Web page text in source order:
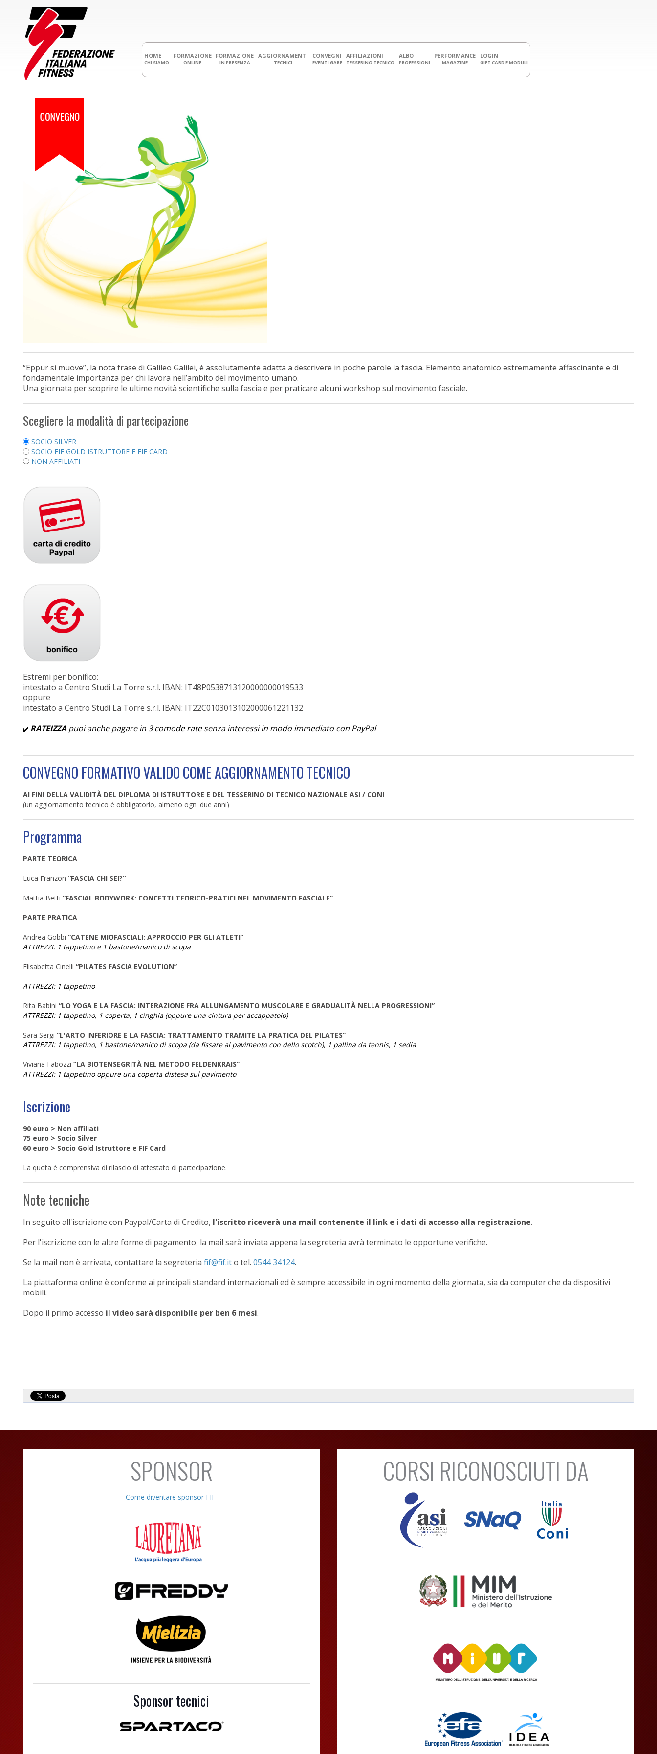
HOME
CHI SIAMO
FORMAZIONE
ONLINE
FORMAZIONE
IN PRESENZA
AGGIORNAMENTI
TECNICI
CONVEGNI
EVENTI GARE
AFFILIAZIONI
TESSERINO TECNICO
ALBO
PROFESSIONI
PERFORMANCE
MAGAZINE
LOGIN
GIFT CARD E MODULI
“Eppur si muove”, la nota frase di Galileo Galilei, è assolutamente adatta a descrivere in poche parole la fascia. Elemento anatomico estremamente affascinante e di
fondamentale importanza per chi lavora nell’ambito del movimento umano.
Una giornata per scoprire le ultime novità scientifiche sulla fascia e per praticare alcuni workshop sul movimento fasciale.
Scegliere la modalità di partecipazione
SOCIO SILVER
SOCIO FIF GOLD ISTRUTTORE E FIF CARD
NON AFFILIATI
Estremi per bonifico:
intestato a Centro Studi La Torre s.r.l. IBAN: IT48P0538713120000000019533
oppure
intestato a Centro Studi La Torre s.r.l. IBAN: IT22C0103013102000061221132
RATEIZZA puoi anche pagare in 3 comode rate senza interessi in modo immediato con PayPal
CONVEGNO FORMATIVO VALIDO COME AGGIORNAMENTO TECNICO
AI FINI DELLA VALIDITÀ DEL DIPLOMA DI ISTRUTTORE E DEL TESSERINO DI TECNICO NAZIONALE ASI / CONI
(un aggiornamento tecnico è obbligatorio, almeno ogni due anni)
Programma
PARTE TEORICA
Luca Franzon “FASCIA CHI SEI?”
Mattia Betti “FASCIAL BODYWORK: CONCETTI TEORICO-PRATICI NEL MOVIMENTO FASCIALE”
PARTE PRATICA
Andrea Gobbi “CATENE MIOFASCIALI: APPROCCIO PER GLI ATLETI”
ATTREZZI: 1 tappetino e 1 bastone/manico di scopa
Elisabetta Cinelli “PILATES FASCIA EVOLUTION”
ATTREZZI: 1 tappetino
Rita Babini “LO YOGA E LA FASCIA: INTERAZIONE FRA ALLUNGAMENTO MUSCOLARE E GRADUALITÀ NELLA PROGRESSIONI”
ATTREZZI: 1 tappetino, 1 coperta, 1 cinghia (oppure una cintura per accappatoio)
Sara Sergi “L'ARTO INFERIORE E LA FASCIA: TRATTAMENTO TRAMITE LA PRATICA DEL PILATES”
ATTREZZI: 1 tappetino, 1 bastone/manico di scopa (da fissare al pavimento con dello scotch), 1 pallina da tennis, 1 sedia
Viviana Fabozzi “LA BIOTENSEGRITÀ NEL METODO FELDENKRAIS”
ATTREZZI: 1 tappetino oppure una coperta distesa sul pavimento
Iscrizione
90 euro > Non affiliati
75 euro > Socio Silver
60 euro > Socio Gold Istruttore e FIF Card
La quota è comprensiva di rilascio di attestato di partecipazione.
Note tecniche
In seguito all'iscrizione con Paypal/Carta di Credito, l'iscritto riceverà una mail contenente il link e i dati di accesso alla registrazione.
Per l'iscrizione con le altre forme di pagamento, la mail sarà inviata appena la segreteria avrà terminato le opportune verifiche.
Se la mail non è arrivata, contattare la segreteria
o tel. 0544 34124.
La piattaforma online è conforme ai principali standard internazionali ed è sempre accessibile in ogni momento della giornata, sia da computer che da dispositivi
mobili.
Dopo il primo accesso il video sarà disponibile per ben 6 mesi.
SPONSOR
Come diventare sponsor FIF
Sponsor tecnici
CORSI RICONOSCIUTI DA